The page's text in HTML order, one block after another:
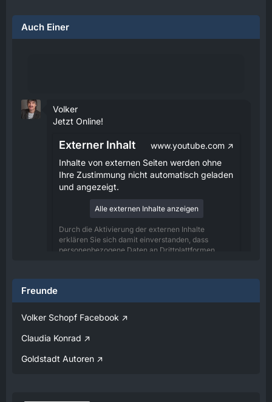
Auch Einer
Volker
Jetzt Online!
Externer Inhalt
www.youtube.com
Inhalte von externen Seiten werden ohne
Ihre Zustimmung nicht automatisch geladen
und angezeigt.
Alle externen Inhalte anzeigen
Durch die Aktivierung der externen Inhalte
erklären Sie sich damit einverstanden, dass
personenbezogene Daten an Drittplattformen
Verfügung gestellt.
08:25
Jetzt Online!
Externer Inhalt
Freunde
Volker Schopf Facebook
Claudia Konrad
Goldstadt Autoren